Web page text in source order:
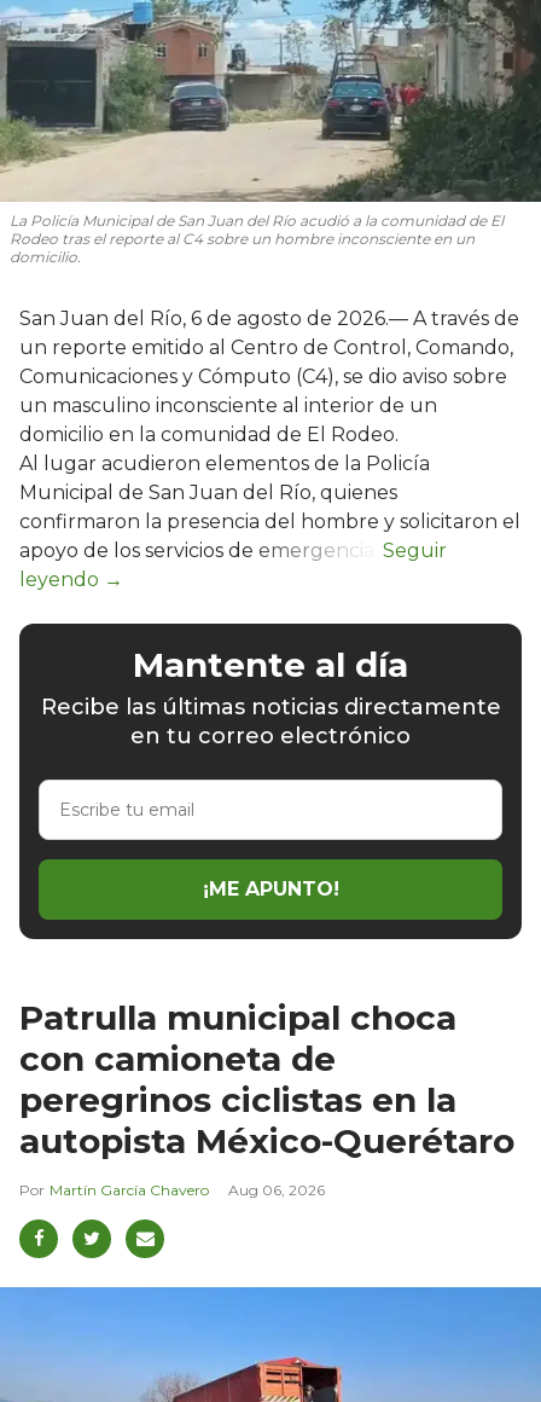
La Policía Municipal de San Juan del Río acudió a la comunidad de El
Rodeo tras el reporte al C4 sobre un hombre inconsciente en un
domicilio.
San Juan del Río, 6 de agosto de 2026.— A través de
un reporte emitido al Centro de Control, Comando,
Comunicaciones y Cómputo (C4), se dio aviso sobre
un masculino inconsciente al interior de un
domicilio en la comunidad de El Rodeo.
Al lugar acudieron elementos de la Policía
Municipal de San Juan del Río, quienes
confirmaron la presencia del hombre y solicitaron el
apoyo de los servicios de emergencia.
Mantente al día
Recibe las últimas noticias directamente
en tu correo electrónico
Escribe
email
¡ME APUNTO!
Patrulla municipal choca
con camioneta de
peregrinos ciclistas en la
autopista México-Querétaro
Martín García Chavero Aug 06, 2026